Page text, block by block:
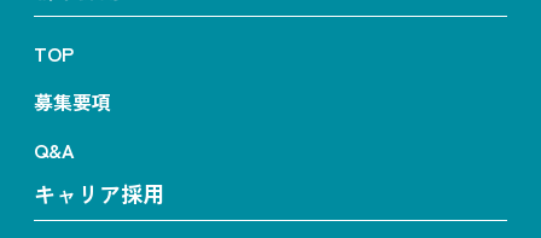
TOP
募集要項
Q&A
キャリア採用